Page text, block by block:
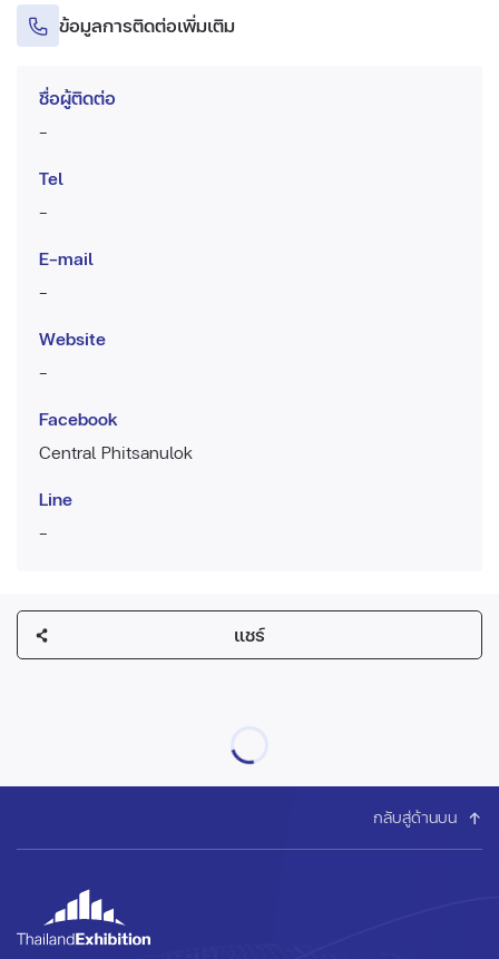
ข้อมูลการติดต่อเพิ่มเติม
ชื่อผู้ติดต่อ
-
Tel
-
E-mail
-
Website
-
Facebook
Central Phitsanulok
Line
-
แชร์
กลับสู่ด้านบน